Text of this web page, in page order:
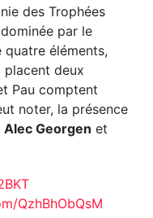
des Trophées
par le
éléments,
placent deux
Pau comptent
noter, la présence
Alec Georgen et
QzhBhObQsM